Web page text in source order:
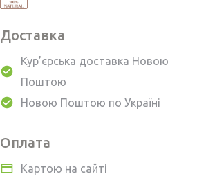
Доставка
Кур’єрська доставка Новою
Поштою
Новою Поштою по Україні
Оплата
Картою на сайті